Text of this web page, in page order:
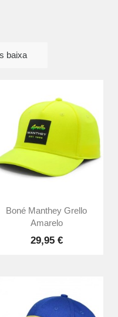
Boné Manthey Grello
Amarelo
29,95 €